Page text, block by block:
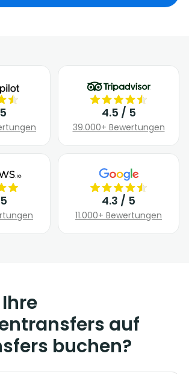
4.5 / 5
39.000+ Bewertungen
4.3 / 5
11.000+ Bewertungen
auf
buchen?